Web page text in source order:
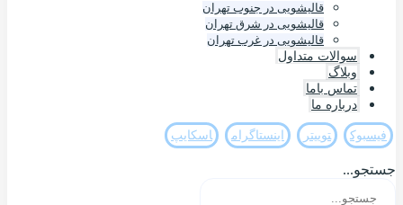
قالیشویی در جنوب تهران
قالیشویی در شرق تهران
قالیشویی در غرب تهران
سوالات متداول
وبلاگ
تماس باما
درباره ما
فيسبوک تويیتر اینستاگرام اسکایپ
جستجو...